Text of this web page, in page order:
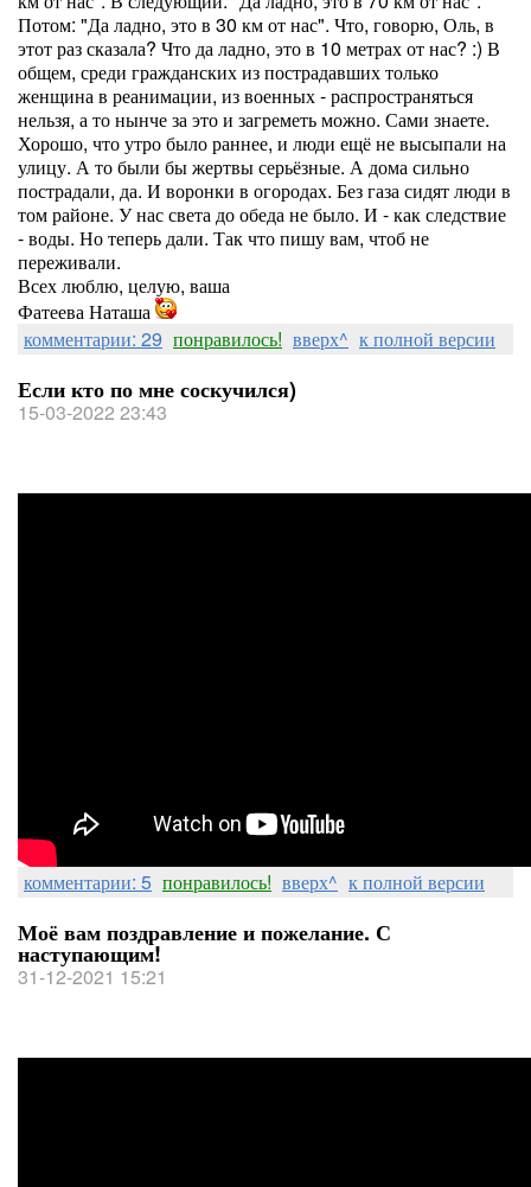
Потом: "Да ладно, это в 30 км от нас". Что, говорю, Оль, в
этот раз сказала? Что да ладно, это в 10 метрах от нас? :) В
общем, среди гражданских из пострадавших только
женщина в реанимации, из военных - распространяться
нельзя, а то нынче за это и загреметь можно. Сами знаете.
Хорошо, что утро было раннее, и люди ещё не высыпали на
улицу. А то были бы жертвы серьёзные. А дома сильно
пострадали, да. И воронки в огородах. Без газа сидят люди в
том районе. У нас света до обеда не было. И - как следствие
- воды. Но теперь дали. Так что пишу вам, чтоб не
переживали.
Всех люблю, целую, ваша
Фатеева Наташа
комментарии: 29 понравилось! вверх^ к полной версии
Если кто по мне соскучился)
15-03-2022 23:43
комментарии: 5 понравилось! вверх^ к полной версии
Моё вам поздравление и пожелание. С
наступающим!
31-12-2021 15:21